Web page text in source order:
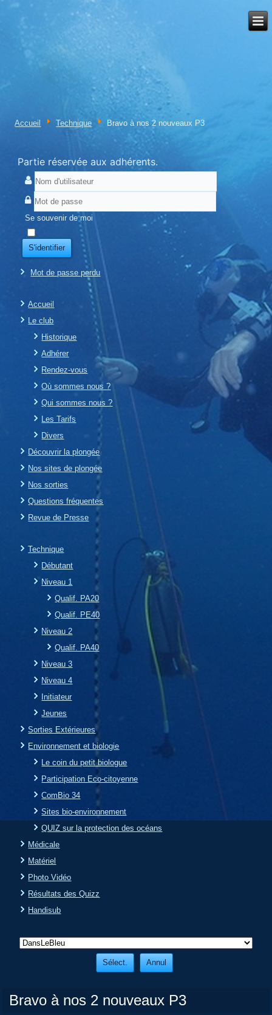
Accueil Technique Bravo à nos 2 nouveaux P3
Partie réservée aux adhérents.
Se souvenir de moi
S'identifier
Mot de passe perdu
Accueil
Le club
Historique
Adhérer
Rendez-vous
Où sommes nous ?
Qui sommes nous ?
Les Tarifs
Divers
Découvrir la plongée
Nos sites de plongée
Nos sorties
Questions fréquentes
Revue de Presse
Technique
Débutant
Niveau 1
Qualif. PA20
Qualif. PE40
Niveau 2
Qualif. PA40
Niveau 3
Niveau 4
Initiateur
Jeunes
Sorties Extérieures
Environnement et biologie
Le coin du petit biologue
Participation Eco-citoyenne
ComBio 34
Sites bio-environnement
QUIZ sur la protection des océans
Médicale
Matériel
Photo Vidéo
Résultats des Quizz
Handisub
Bravo à nos 2 nouveaux P3